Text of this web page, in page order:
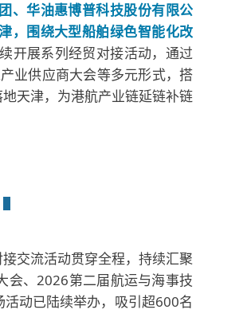
、华油惠博普科技股份有限公
，围绕大型船舶绿色智能化改
开展系列经贸对接活动，通过
业供应商大会等多元形式，搭
天津，为港航产业链延链补链
交流活动贯穿全程，持续汇聚
会、2026第二届航运与海事技
动已陆续举办，吸引超600名